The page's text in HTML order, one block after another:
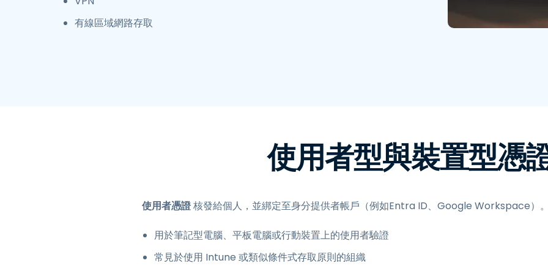
有線區域網路存取
使用者型與裝置型憑
使用者憑證核發給個人，並綁定至身分提供者帳戶（例如Entra ID、Google Workspace）
用於筆記型電腦、平板電腦或行動裝置上的使用者驗證
常見於使用 Intune 或類似條件式存取原則的組織